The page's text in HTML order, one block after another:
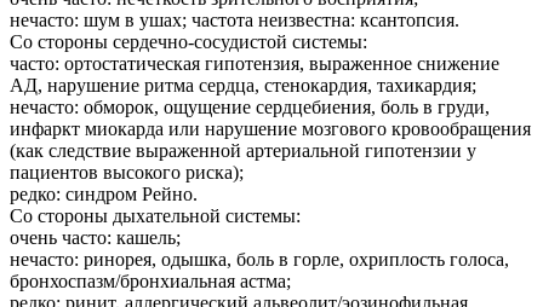
нечасто: шум в ушах; частота неизвестна: ксантопсия.
Со стороны сердечно-сосудистой системы:
часто: ортостатическая гипотензия, выраженное снижение
АД, нарушение ритма сердца, стенокардия, тахикардия;
нечасто: обморок, ощущение сердцебиения, боль в груди,
инфаркт миокарда или нарушение мозгового кровообращения
(как следствие выраженной артериальной гипотензии у
пациентов высокого риска);
редко: синдром Рейно.
Со стороны дыхательной системы:
очень часто: кашель;
нечасто: ринорея, одышка, боль в горле, охриплость голоса,
бронхоспазм/бронхиальная астма;
редко: ринит, аллергический альвеолит/эозинофильная